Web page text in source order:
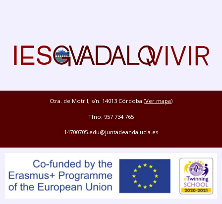
Ctra. de Motril, s/n. 14013 Córdoba (Ver mapa)
Tfno: 957 734 765
14700705.edu@juntadeandalucia.es